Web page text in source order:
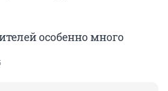
особенно много